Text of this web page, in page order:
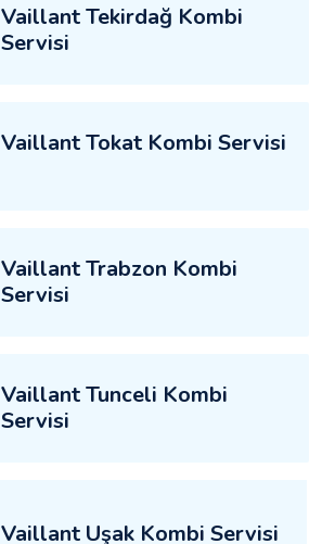
Vaillant Tekirdağ Kombi
Servisi
Vaillant Tokat Kombi Servisi
Vaillant Trabzon Kombi
Servisi
Vaillant Tunceli Kombi
Servisi
Vaillant Uşak Kombi Servisi